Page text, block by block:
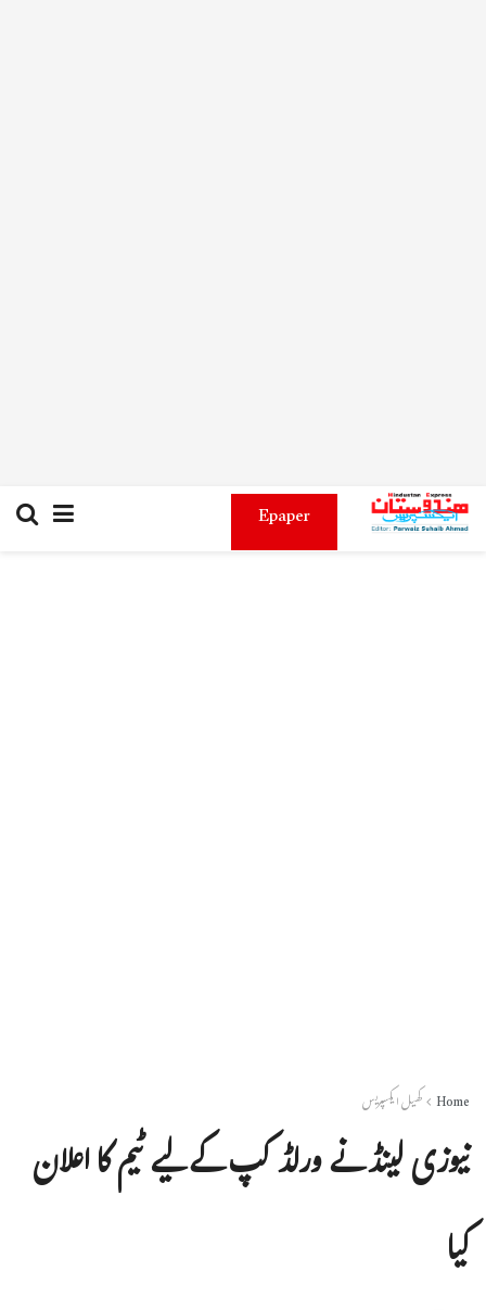
Epaper
Home کھیل ایکسپریس
نیوزی لینڈ نے ورلڈ کپ کے لیے ٹیم کا اعلان
کیا